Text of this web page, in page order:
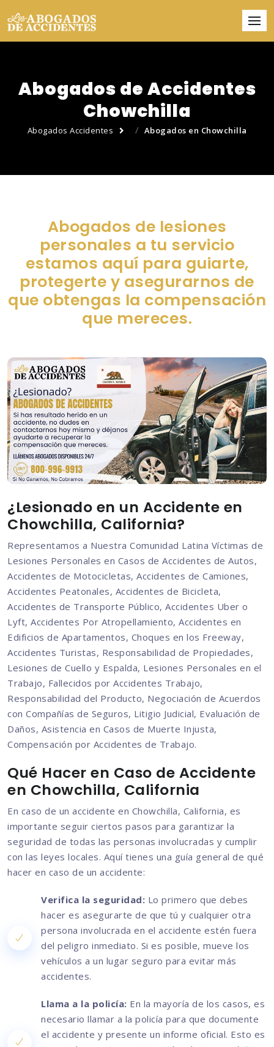
Abogados de Accidentes
Chowchilla
Abogados Accidentes Abogados en Chowchilla
Abogados de lesiones
personales a tu servicio
estamos aquí para guiarte,
protegerte y asegurarnos de
que obtengas la compensación
que mereces.
¿Lesionado en un Accidente en
Chowchilla, California?
Representamos a Nuestra Comunidad Latina Víctimas de
Lesiones Personales en Casos de Accidentes de Autos,
Accidentes de Motocicletas, Accidentes de Camiones,
Accidentes Peatonales, Accidentes de Bicicleta,
Accidentes de Transporte Público, Accidentes Uber o
Lyft, Accidentes Por Atropellamiento, Accidentes en
Edificios de Apartamentos, Choques en los Freeway,
Accidentes Turistas, Responsabilidad de Propiedades,
Lesiones de Cuello y Espalda, Lesiones Personales en el
Trabajo, Fallecidos por Accidentes Trabajo,
Responsabilidad del Producto, Negociación de Acuerdos
con Compañías de Seguros, Litigio Judicial, Evaluación de
Daños, Asistencia en Casos de Muerte Injusta,
Compensación por Accidentes de Trabajo.
Qué Hacer en Caso de Accidente
en Chowchilla, California
En caso de un accidente en Chowchilla, California, es
importante seguir ciertos pasos para garantizar la
seguridad de todas las personas involucradas y cumplir
con las leyes locales. Aquí tienes una guía general de qué
hacer en caso de un accidente:
Verifica la seguridad: Lo primero que debes
hacer es asegurarte de que tú y cualquier otra
persona involucrada en el accidente estén fuera
del peligro inmediato. Si es posible, mueve los
vehículos a un lugar seguro para evitar más
accidentes.
Llama a la policía: En la mayoría de los casos, es
necesario llamar a la policía para que documente
el accidente y presente un informe oficial. Esto es